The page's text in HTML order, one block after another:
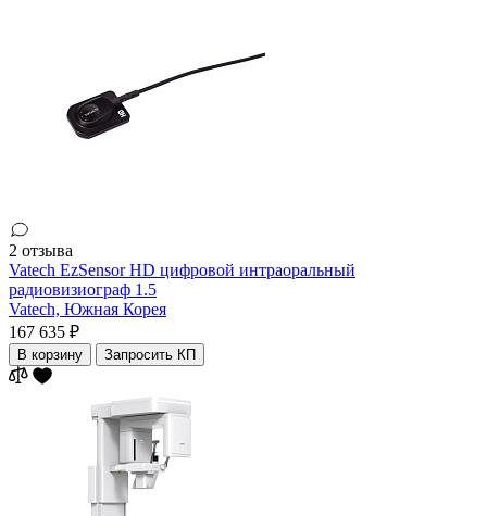
2 отзыва
Vatech EzSensor HD цифровой интраоральный
радиовизиограф 1.5
Vatech, Южная Корея
167 635 ₽
В корзину Запросить КП